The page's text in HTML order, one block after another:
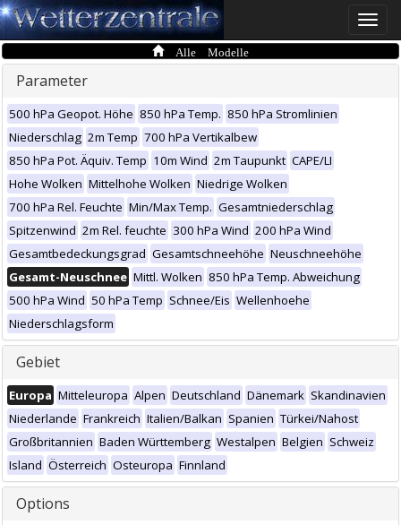
Toggle
Alle Modelle
Parameter
500 hPa Geopot. Höhe 850 hPa Temp. 850 hPa Stromlinien
Niederschlag 2m Temp 700 hPa Vertikalbew
850 hPa Pot. Äquiv. Temp 10m Wind 2m Taupunkt CAPE/LI
Hohe Wolken Mittelhohe Wolken Niedrige Wolken
700 hPa Rel. Feuchte Min/Max Temp. Gesamtniederschlag
Spitzenwind 2m Rel. feuchte 300 hPa Wind 200 hPa Wind
Gesamtbedeckungsgrad Gesamtschneehöhe Neuschneehöhe
Gesamt-Neuschnee Mittl. Wolken 850 hPa Temp. Abweichung
500 hPa Wind 50 hPa Temp Schnee/Eis Wellenhoehe
Niederschlagsform
Gebiet
Europa Mitteleuropa Alpen Deutschland Dänemark Skandinavien
Niederlande Frankreich Italien/Balkan Spanien Türkei/Nahost
Großbritannien Baden Württemberg Westalpen Belgien Schweiz
Island Österreich Osteuropa Finnland
Options